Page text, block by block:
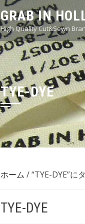
GRAB IN
High Quality Cut&Sewn
TYE-DYE
ホーム / “TYE-DYE”に
TYE-DYE